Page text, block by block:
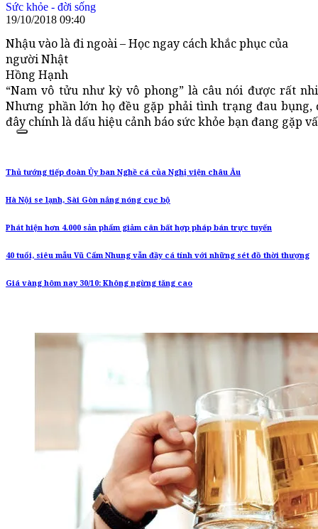
Sức khỏe - đời sống
19/10/2018 09:40
Nhậu vào là đi ngoài – Học ngay cách khắc phục của
người Nhật
Hồng Hạnh
“Nam vô tửu như kỳ vô phong” là câu nói được rất
Nhưng phần lớn họ đều gặp phải tình trạng đau
đây chính là dấu hiệu cảnh báo sức khỏe bạn đang gặp
Thủ tướng tiếp đoàn Ủy ban Nghề cá của Nghị viện châu Âu
Hà Nội se lạnh, Sài Gòn nắng nóng cục bộ
Phát hiện hơn 4.000 sản phẩm giảm cân bất hợp pháp bán trực tuyến
40 tuổi, siêu mẫu Vũ Cẩm Nhung vẫn đầy cá tính với những sét đồ thời thượng
Giá vàng hôm nay 30/10: Không ngừng tăng cao